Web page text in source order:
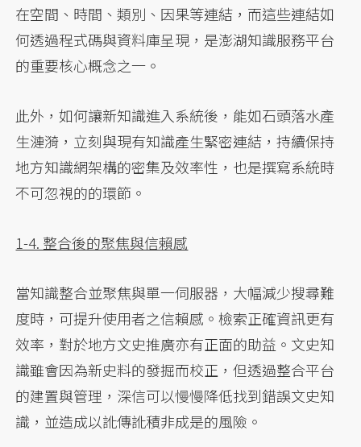
在空間、時間、類別、因果等連結，而這些連結如
何透過程式碼與資料庫呈現，是澎湖知識服務平台
的重要核心概念之一。
此外，如何讓新知識進入系統後，能如石頭落水產
生漣漪，立刻與現有知識產生緊密連結，持續保持
地方知識網架構的密集及效率性，也是撰寫系統時
不可忽視的的環節。
1-4. 整合後的聚焦與信賴感
當知識整合並聚焦與單一伺服器，大幅減少搜尋難
度時，可提升使用者之信賴感。檢索正確資訊更有
效率，對於地方文史推廣亦有正面的助益。文史知
識雖會因為新史料的發掘而校正，但透過整合平台
的建置與管理，深信可以慢慢降低找到錯誤文史知
識，並造成以訛傳訛積非成是的風險。